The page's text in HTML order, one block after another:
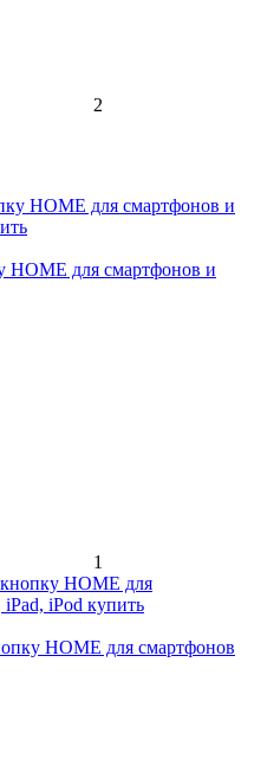
2
HOME для смартфонов и
1
HOME для смартфонов